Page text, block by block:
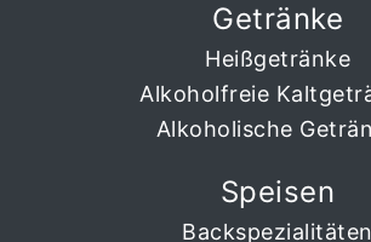
Getränke
Heißgetränke
Alkoholfreie
Alkoholische
Speisen
Backspezialitäten